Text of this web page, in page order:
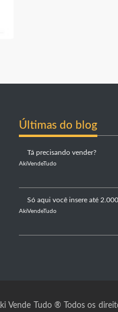
Últimas do blog
Tá precisando vender?
AkiVendeTudo
Só aqui você insere até
AkiVendeTudo
Vende Tudo ® Todos os